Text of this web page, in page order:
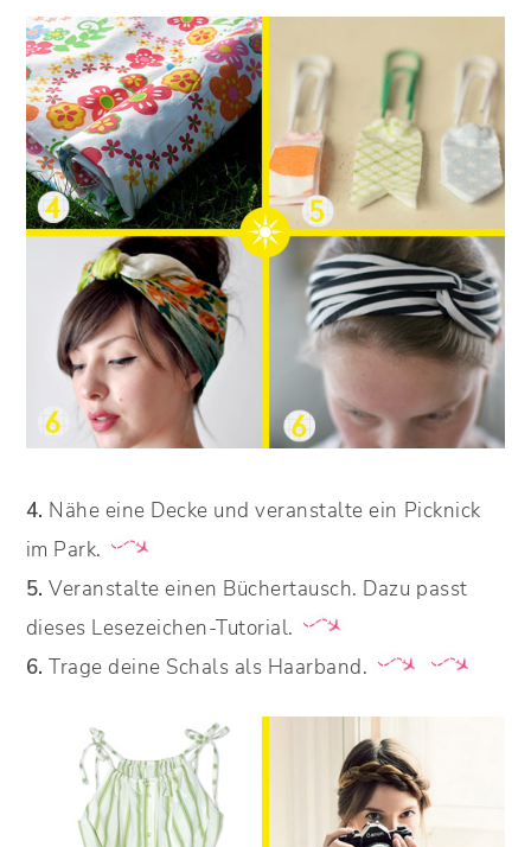
4. Nähe eine Decke und veranstalte ein Picknick
im Park.
5. Veranstalte einen Büchertausch. Dazu passt
dieses Lesezeichen-Tutorial.
6. Trage deine Schals als Haarband.